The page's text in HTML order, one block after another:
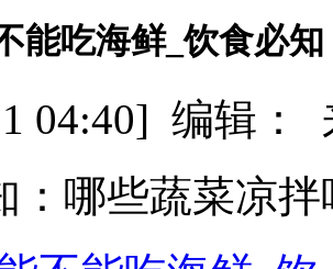
能吃海鲜_饮食必
04:40] 编辑
：哪些蔬菜凉